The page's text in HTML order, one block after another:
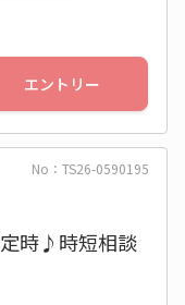
エントリー
No：TS26-0590195
時♪時短相談